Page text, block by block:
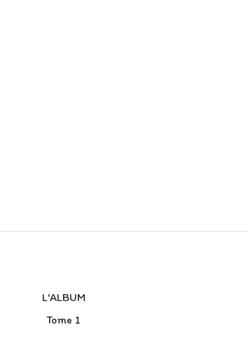
L'ALBUM
Tome 1